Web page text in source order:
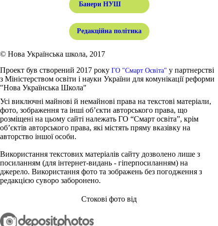
Банери НУШ
Редакційна політика
© Нова Українська школа, 2017
Проект був створений 2017 року ГО "Смарт Освіта" у партнерстві
з Міністерством освіти і науки України для комунікації реформи
"Нова Українська Школа"
Усі виключні майнові й немайнові права на текстові матеріали,
фото, зображення та інші об’єкти авторського права, що
розміщені на цьому сайті належать ГО “Смарт освіта”, крім
об’єктів авторського права, які містять пряму вказівку на
авторство іншої особи.
Використання текстових матеріалів сайту дозволено лише з
посиланням (для інтернет-видань - гіперпосиланням) на
джерело. Використання фото та зображень без погодження з
редакцією суворо заборонено.
Стокові фото від